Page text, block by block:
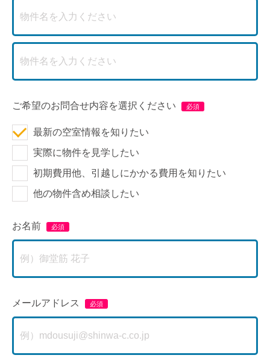
ご希望のお問合せ内容を選択ください
最新の空室情報を知りたい
実際に物件を見学したい
初期費用他、引越しにかかる費用を知りたい
他の物件含め相談したい
お名前
メールアドレス